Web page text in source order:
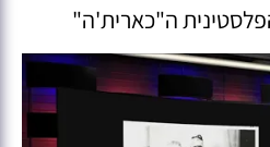
ה"כארית'ה"